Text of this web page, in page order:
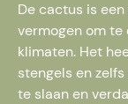
De cactus is
vermogen om
klimaten. Het
stengels en
te slaan en